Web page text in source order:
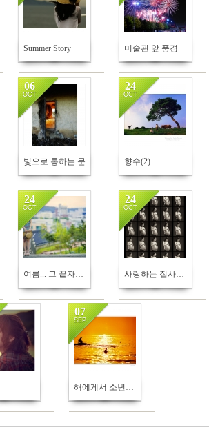
Summer Story
695
미술관 앞 풍경
571
빛으로 통하는 문
06
OCT
505
향수(2)
24
OCT
503
여름... 그 끝자락에 서다.
24
OCT
910
사랑하는 집사람 만삭입니다
24
OCT
801
804
07
SEP
563